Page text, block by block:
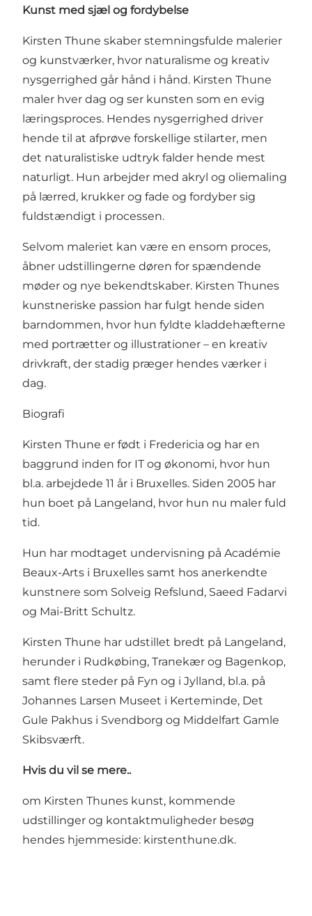
Kunst med sjæl og fordybelse
Kirsten Thune skaber stemningsfulde malerier
og kunstværker, hvor naturalisme og kreativ
nysgerrighed går hånd i hånd. Kirsten Thune
maler hver dag og ser kunsten som en evig
læringsproces. Hendes nysgerrighed driver
hende til at afprøve forskellige stilarter, men
det naturalistiske udtryk falder hende mest
naturligt. Hun arbejder med akryl og oliemaling
på lærred, krukker og fade og fordyber sig
fuldstændigt i processen.
Selvom maleriet kan være en ensom proces,
åbner udstillingerne døren for spændende
møder og nye bekendtskaber. Kirsten Thunes
kunstneriske passion har fulgt hende siden
barndommen, hvor hun fyldte kladdehæfterne
med portrætter og illustrationer – en kreativ
drivkraft, der stadig præger hendes værker i
dag.
Biografi
Kirsten Thune er født i Fredericia og har en
baggrund inden for IT og økonomi, hvor hun
bl.a. arbejdede 11 år i Bruxelles. Siden 2005 har
hun boet på Langeland, hvor hun nu maler fuld
tid.
Hun har modtaget undervisning på Académie
Beaux-Arts i Bruxelles samt hos anerkendte
kunstnere som Solveig Refslund, Saeed Fadarvi
og Mai-Britt Schultz.
Kirsten Thune har udstillet bredt på Langeland,
herunder i Rudkøbing, Tranekær og Bagenkop,
samt flere steder på Fyn og i Jylland, bl.a. på
Johannes Larsen Museet i Kerteminde, Det
Gule Pakhus i Svendborg og Middelfart Gamle
Skibsværft.
Hvis du vil se mere..
om Kirsten Thunes kunst, kommende
udstillinger og kontaktmuligheder besøg
hendes hjemmeside: kirstenthune.dk.